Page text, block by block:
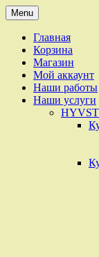
Skip
to
content
Menu
Главная
Корзина
Магазин
Мой аккаунт
Наши работы
Наши услуги
HYVST